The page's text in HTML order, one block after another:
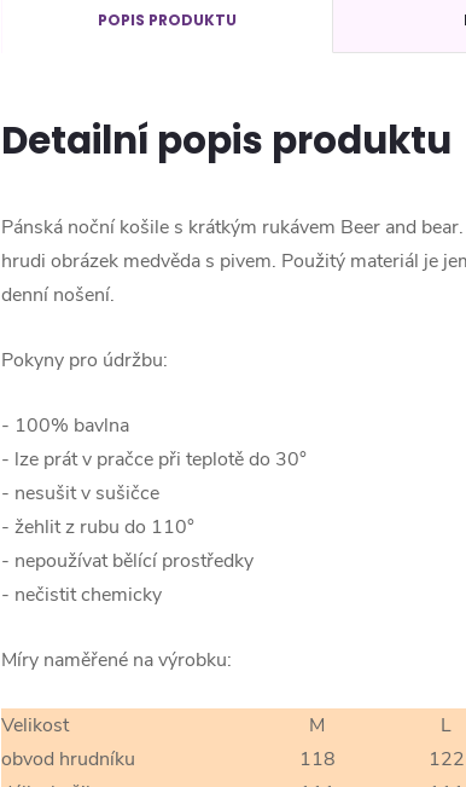
POPIS PRODUKTU
Detailní popis produktu
Pánská noční košile s krátkým rukávem Beer and
hrudi obrázek medvěda s pivem. Použitý materiál je
denní nošení.
Pokyny pro údržbu:
- 100% bavlna
- lze prát v pračce při teplotě do 30°
- nesušit v sušičce
- žehlit z rubu do 110°
- nepoužívat bělící prostředky
- nečistit chemicky
Míry naměřené na výrobku:
Velikost M L
obvod hrudníku
118 122